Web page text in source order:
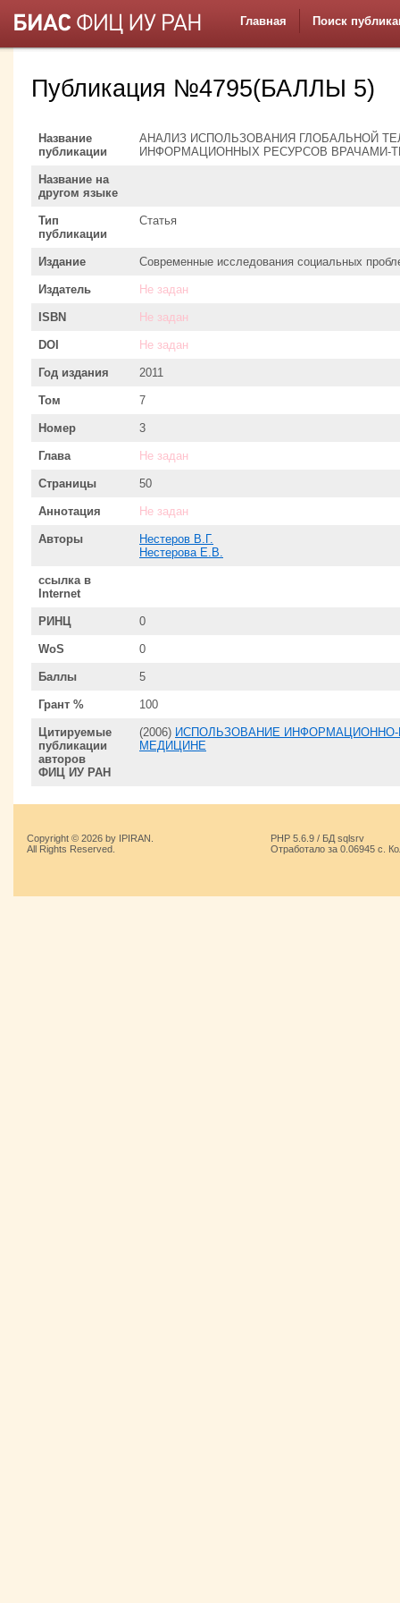
Главная Поиск
Публикация №4795(БАЛЛЫ 5)
Название
публикации
АНАЛИЗ ИСПОЛЬЗОВАНИЯ ГЛОБАЛЬНОЙ
ИНФОРМАЦИОННЫХ РЕСУРСОВ ВРАЧАМИ-
Название на
другом языке
Тип
публикации
Статья
Издание Современные исследования социальных
Издатель Не задан
ISBN Не задан
DOI Не задан
Год издания 2011
Том 7
Номер 3
Глава Не задан
Страницы 50
Аннотация Не задан
Авторы
Нестеров В.Г.
Нестерова Е.В.
ссылка в
Internet
РИНЦ 0
WoS 0
Баллы 5
Грант % 100
Цитируемые
публикации
авторов
ФИЦ ИУ РАН
(2006) ИСПОЛЬЗОВАНИЕ
МЕДИЦИНЕ
Copyright © 2026 by IPIRAN.
All Rights Reserved.
PHP 5.6.9 / БД sqlsrv
Отработало за 0.06945 с.